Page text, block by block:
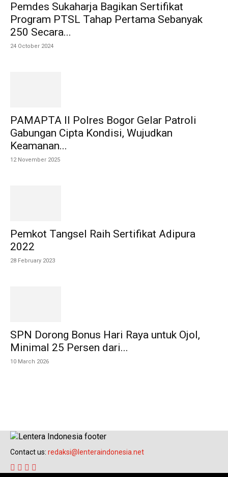
Pemdes Sukaharja Bagikan Sertifikat
Program PTSL Tahap Pertama Sebanyak
250 Secara...
24 October 2024
PAMAPTA II Polres Bogor Gelar Patroli
Gabungan Cipta Kondisi, Wujudkan
Keamanan...
12 November 2025
Pemkot Tangsel Raih Sertifikat Adipura
2022
28 February 2023
SPN Dorong Bonus Hari Raya untuk Ojol,
Minimal 25 Persen dari...
10 March 2026
Contact us: redaksi@lenteraindonesia.net